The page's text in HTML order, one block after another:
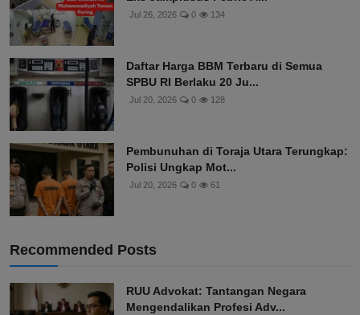
Jul 26, 2026 0 134
Daftar Harga BBM Terbaru di Semua
SPBU RI Berlaku 20 Ju...
Jul 20, 2026 0 128
Pembunuhan di Toraja Utara Terungkap:
Polisi Ungkap Mot...
Jul 20, 2026 0 61
Recommended Posts
RUU Advokat: Tantangan Negara
Mengendalikan Profesi Adv...